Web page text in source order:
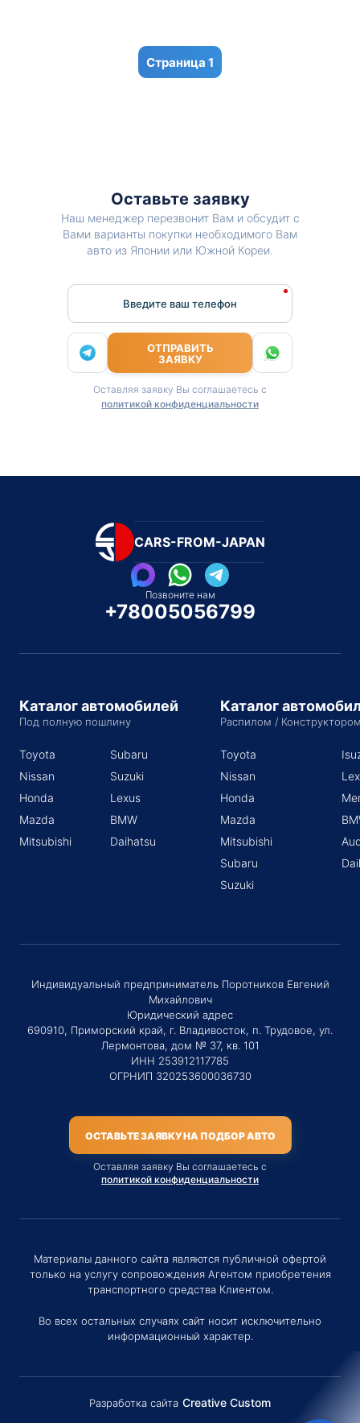
1
Оставьте заявку
Наш менеджер перезвонит Вам и обсудит с
Вами варианты покупки необходимого Вам
авто из Японии или Южной Кореи.
Введите ваш телефон
ОТПРАВИТЬ
ЗАЯВКУ
Оставляя заявку Вы соглашаетесь с
политикой конфиденциальности
CARS-FROM-JAPAN
Позвоните нам
+78005056799
Каталог автомобилей
Под полную пошлину
Toyota
Nissan
Honda
Mazda
Mitsubishi
Subaru
Suzuki
Lexus
BMW
Daihatsu
Каталог
Распилом /
Toyota
Nissan
Honda
Mazda
Mitsubishi
Subaru
Suzuki
Индивидуальный предприниматель Поротников Евгений
Михайлович
Юридический адрес
690910, Приморский край, г. Владивосток, п. Трудовое, ул.
Лермонтова, дом № 37, кв. 101
ИНН 253912117785
ОГРНИП 320253600036730
ОСТАВЬТЕ ЗАЯВКУ НА ПОДБОР АВТО
Оставляя заявку Вы соглашаетесь с
политикой конфиденциальности
Материалы данного сайта являются публичной офертой
только на услугу сопровождения Агентом приобретения
транспортного средства Клиентом.
Во всех остальных случаях сайт носит исключительно
информационный характер.
Разработка сайта Creative Custom